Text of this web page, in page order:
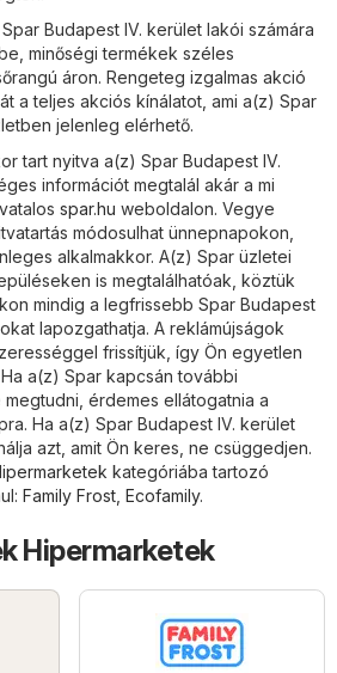
Budapest IV. kerület lakói számára
minőségi termékek széles
áron. Rengeteg izgalmas akció
a teljes akciós kínálatot, ami a(z) Spar
jelenleg elérhető.
tart nyitva a(z) Spar Budapest IV.
információt megtalál akár a mi
spar.hu weboldalon. Vegye
módosulhat ünnepnapokon,
alkalmakkor. A(z) Spar üzletei
is megtalálhatóak, köztük
mindig a legfrissebb Spar Budapest
lapozgathatja. A reklámújságok
frissítjük, így Ön egyetlen
a(z) Spar kapcsán további
érdemes ellátogatnia a
Ha a(z) Spar Budapest IV. kerület
azt, amit Ön keres, ne csüggedjen.
kategóriába tartozó
Family Frost, Ecofamily.
Hipermarketek